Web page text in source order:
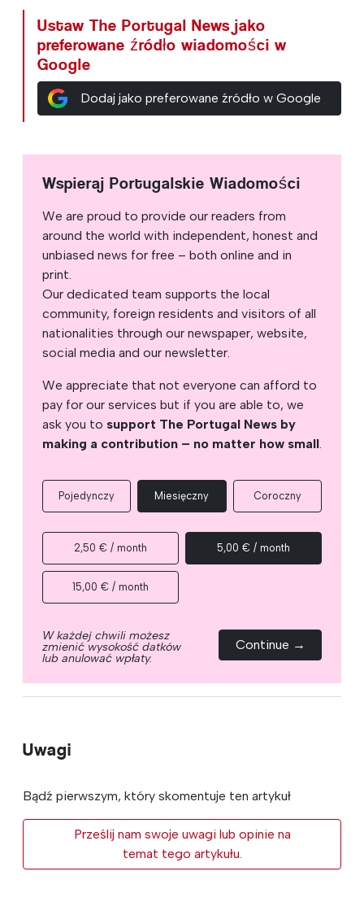
Ustaw The Portugal News jako
preferowane źródło wiadomości w
Google
Dodaj jako preferowane źródło w Google
Wspieraj Portugalskie Wiadomości
We are proud to provide our readers from
around the world with independent, honest and
unbiased news for free – both online and in
print.
Our dedicated team supports the local
community, foreign residents and visitors of all
nationalities through our newspaper, website,
social media and our newsletter.
We appreciate that not everyone can afford to
pay for our services but if you are able to, we
ask you to support The Portugal News by
making a contribution – no matter how small.
Pojedynczy Miesięczny Coroczny
2,50 € / month 5,00 € / month
15,00 € / month
W każdej chwili możesz
zmienić wysokość datków
lub anulować wpłaty.
Continue →
Uwagi
Bądź pierwszym, który skomentuje ten artykuł
Prześlij nam swoje uwagi lub opinie na
temat tego artykułu.